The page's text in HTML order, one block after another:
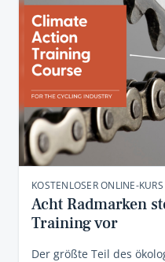
KOSTENLOSER ONLINE-KURS
Acht Radmarken
Training vor
Der größte Teil des